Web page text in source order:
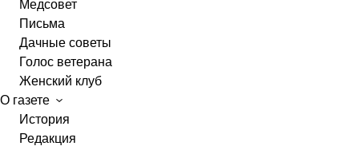
Медсовет
Письма
Дачные советы
Голос ветерана
Женский клуб
О газете
История
Редакция